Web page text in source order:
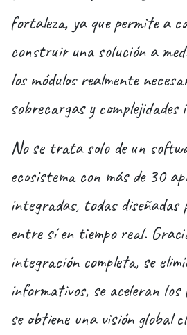
fortaleza, ya que permite a
construir una solución a
los módulos realmente
sobrecargas y complejidades
No se trata solo de un
ecosistema con más de 30
integradas, todas diseñadas
entre sí en tiempo real.
integración completa, se
informativos, se aceleran
se obtiene una visión global